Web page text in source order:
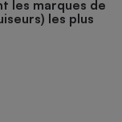
les marques de
les plus